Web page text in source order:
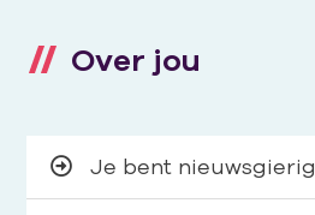
Over jou
Je bent nieuwsgierig